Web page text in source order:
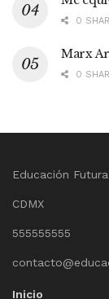
0
Marx
0
Educación Futura
CDMX
555555555
Inicio